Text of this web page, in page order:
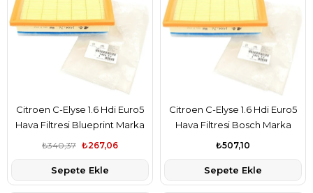
Citroen C-Elyse 1.6 Hdi Euro5
Hava Filtresi Blueprint Marka
1444.TV₺267,06
₺340,37
Sepete Ekle
Citroen C-Elyse 1.6 Hdi Euro5
Hava Filtresi Bosch Marka
1444.TV
₺507,10
Sepete Ekle